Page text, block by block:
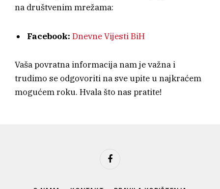
na društvenim mrežama:
Facebook: Dnevne Vijesti BiH
Vaša povratna informacija nam je važna i
trudimo se odgovoriti na sve upite u najkraćem
mogućem roku. Hvala što nas pratite!
Facebook